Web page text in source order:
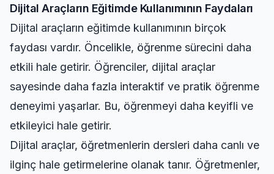
Dijital Araçların Eğitimde Kullanımının Faydaları
Dijital araçların eğitimde kullanımının birçok
faydası vardır. Öncelikle, öğrenme sürecini daha
etkili hale getirir. Öğrenciler, dijital araçlar
sayesinde daha fazla interaktif ve pratik öğrenme
deneyimi yaşarlar. Bu, öğrenmeyi daha keyifli ve
etkileyici hale getirir.
Dijital araçlar, öğretmenlerin dersleri daha canlı ve
ilginç hale getirmelerine olanak tanır. Öğretmenler,